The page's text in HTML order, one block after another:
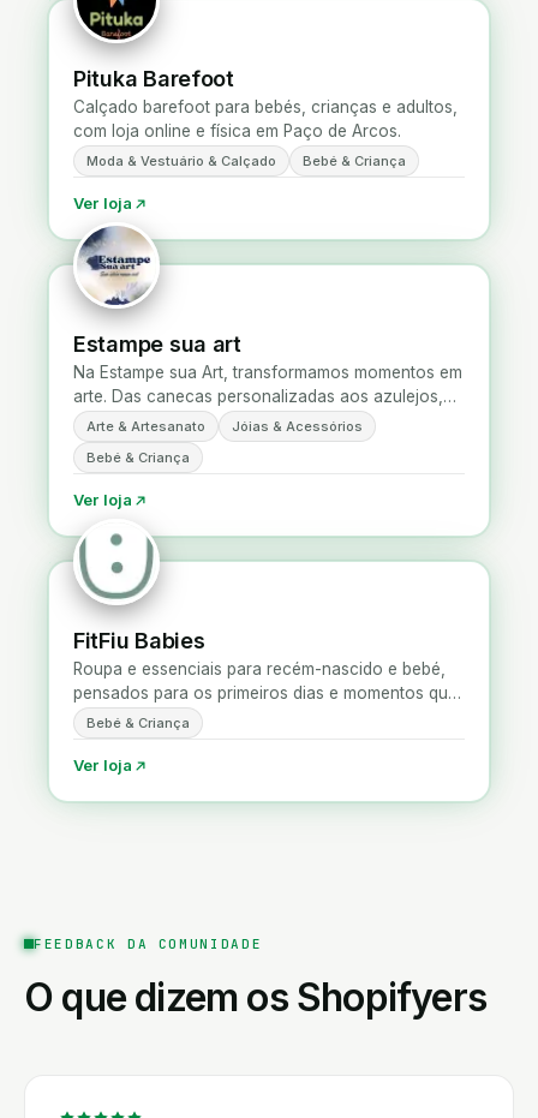
Pituka Barefoot
Calçado barefoot para bebés, crianças e adultos,
com loja online e física em Paço de Arcos.
Moda & Vestuário & Calçado Bebé & Criança
Ver loja
Estampe sua art
Na Estampe sua Art, transformamos momentos em
arte. Das canecas personalizadas aos azulejos,
joias e decoração para casa. Para presentes
unicos.
Arte & Artesanato
Jóias & Acessórios
Bebé & Criança
Ver loja
FitFiu Babies
Roupa e essenciais para recém-nascido e bebé,
pensados para os primeiros dias e momentos que
ficam.
Bebé & Criança
Ver loja
FEEDBACK DA COMUNIDADE
O que dizem os Shopifyers